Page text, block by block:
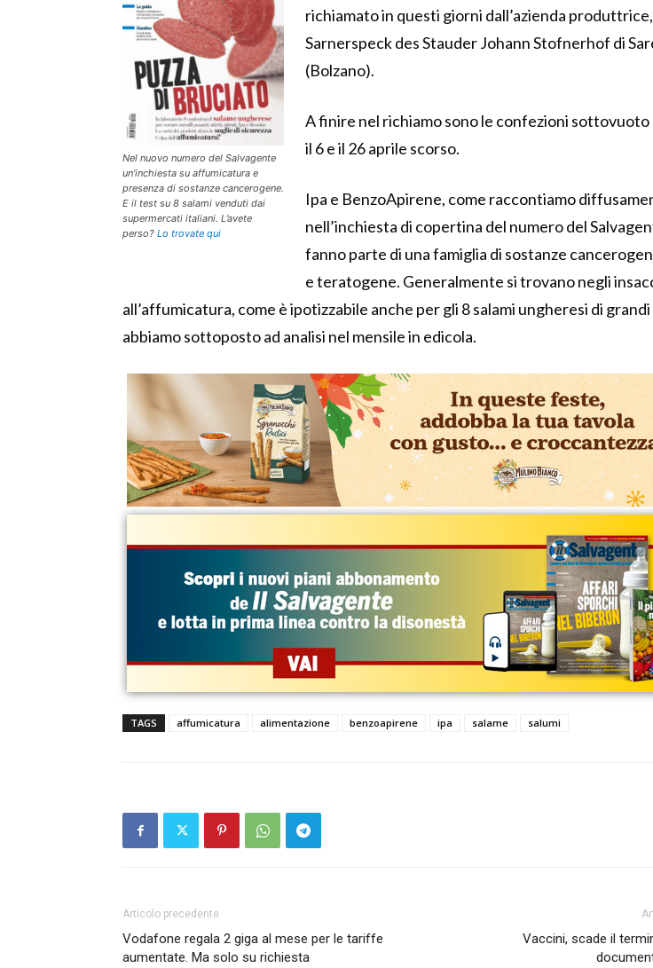
Nel nuovo numero del Salvagente
un’inchiesta su affumicatura e
presenza di sostanze cancerogene.
E il test su 8 salami venduti dai
supermercati italiani. L’avete
perso? Lo trovate qui
richiamato in questi giorni dall’azienda
Sarnerspeck des Stauder Johann Stofnerhof di
(Bolzano).
A finire nel richiamo sono le confezioni
il 6 e il 26 aprile scorso.
Ipa e BenzoApirene, come raccontiamo
nell’inchiesta di copertina del numero del
fanno parte di una famiglia di sostanze
e teratogene. Generalmente si trovano negli
all’affumicatura, come è ipotizzabile anche per gli 8 salami ungheresi di
abbiamo sottoposto ad analisi nel mensile in edicola.
TAGS affumicatura alimentazione benzoapirene ipa salame salumi
Articolo precedente
Vodafone regala 2 giga al mese per le tariffe
aumentate. Ma solo su richiesta
Vaccini, scade il